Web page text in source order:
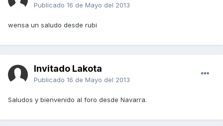
Publicado 16 de Mayo del 2013
wensa un saludo desde rubi
Invitado Lakota
Publicado 16 de Mayo del 2013
Saludos y bienvenido al foro desde Navarra.